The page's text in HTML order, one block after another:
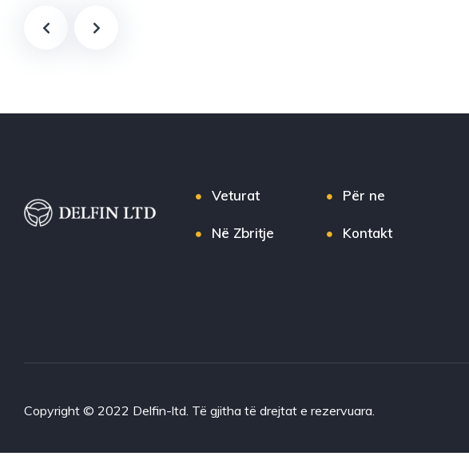
Veturat Për ne
Në Zbritje Kontakt
Copyright © 2022 Delfin-ltd. Të gjitha të drejtat e rezervuara.